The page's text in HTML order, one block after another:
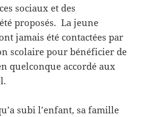
sociaux et des
proposés. La jeune
jamais été contactées par
scolaire pour bénéficier de
quelconque accordé aux
subi l’enfant, sa famille